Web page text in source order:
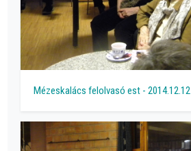
Mézeskalács felolvasó est - 2014.12.12